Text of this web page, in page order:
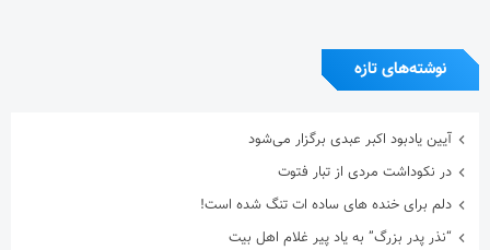
نوشته‌های تازه
آیین یادبود اکبر عبدی برگزار می‌شود
در نکوداشت مردی از تبار فتوت
دلم برای خنده های ساده ات تنگ شده است!
“نذر پدر بزرگ” به یاد پیر غلام اهل بیت